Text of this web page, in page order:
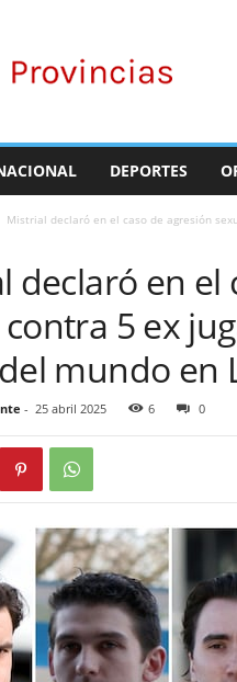
DEPORTES
Mistrial declaró en el caso de agresión
declaró en el
5 ex
mundo en
- 25 abril 2025 6 0